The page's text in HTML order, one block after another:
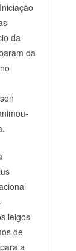
da
da
leigos
de
a